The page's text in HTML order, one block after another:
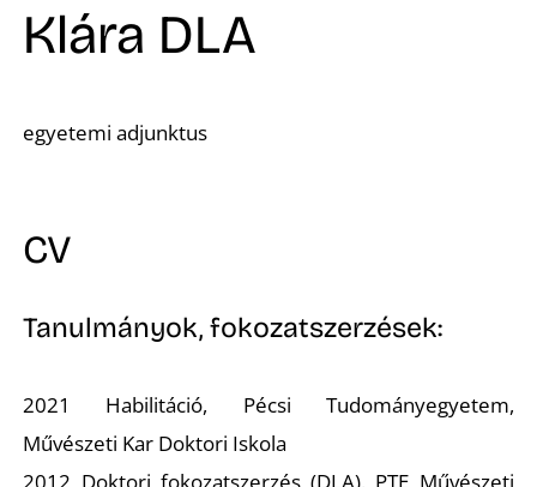
Klára DLA
egyetemi adjunktus
CV
Tanulmányok, fokozatszerzések:
2021 Habilitáció, Pécsi Tudományegyetem,
Művészeti Kar Doktori Iskola